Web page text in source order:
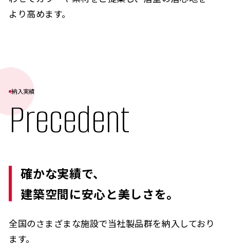
より高めます。
納入実績
Precedent
全国のさまざまな施設で当社製品群を納入しており
ます。
確かな実績で、
建築空間に安心と美しさを。